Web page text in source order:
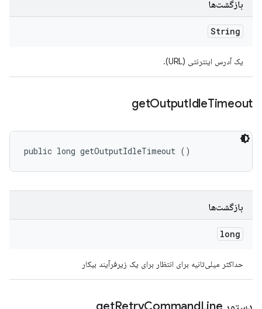
بازگشت‌ها
String
یک آدرس اینترنتی (URL).
getOutputIdleTimeout
public long getOutputIdleTimeout ()
بازگشت‌ها
long
حداکثر میلی‌ثانیه برای انتظار برای یک زیرفرآیند بیکار